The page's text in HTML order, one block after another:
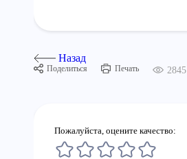
Назад
Поделиться Печать 2845
Пожалуйста, оцените качество: